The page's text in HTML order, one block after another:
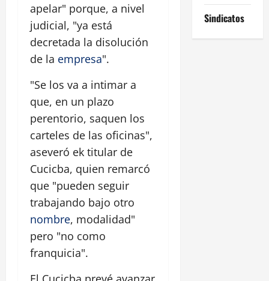
apelar" porque, a nivel
judicial, "ya está
decretada la disolución
de la empresa".
"Se los va a intimar a
que, en un plazo
perentorio, saquen los
carteles de las oficinas",
aseveró ek titular de
Cucicba, quien remarcó
que "pueden seguir
trabajando bajo otro
nombre, modalidad"
pero "no como
franquicia".
Sindicatos